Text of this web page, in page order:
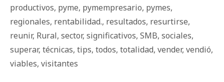
productivos, pyme, pymempresario, pymes,
regionales, rentabilidad., resultados, resurtirse,
reunir, Rural, sector, significativos, SMB, sociales,
superar, técnicas, tips, todos, totalidad, vender, vendió,
viables, visitantes